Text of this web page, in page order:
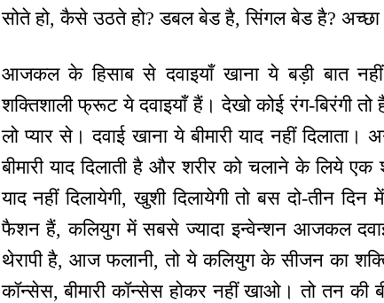
सोते हो, कैसे उठते हो? डबल बेड है, सिंगल बेड है?
आजकल के हिसाब से दवाइयाँ खाना ये बड़ी बात
शक्तिशाली फ्रूट ये दवाइयाँ हैं। देखो कोई रंग-बिरंगी
लो प्यार से। दवाई खाना ये बीमारी याद नहीं
बीमारी याद दिलाती है और शरीर को चलाने के लिये
याद नहीं दिलायेगी, खुशी दिलायेगी तो बस दो-तीन
फैशन हैं, कलियुग में सबसे ज्यादा इन्वेन्शन आजकल
थेरापी है, आज फलानी, तो ये कलियुग के सीजन का
कॉन्सेस, बीमारी कॉन्सेस होकर नहीं खाओ। तो तन की